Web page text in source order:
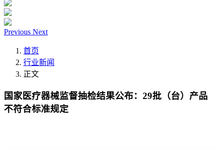
Previous Next
首页
行业新闻
正文
国家医疗器械监督抽检结果公布：29批（台）产品
不符合标准规定